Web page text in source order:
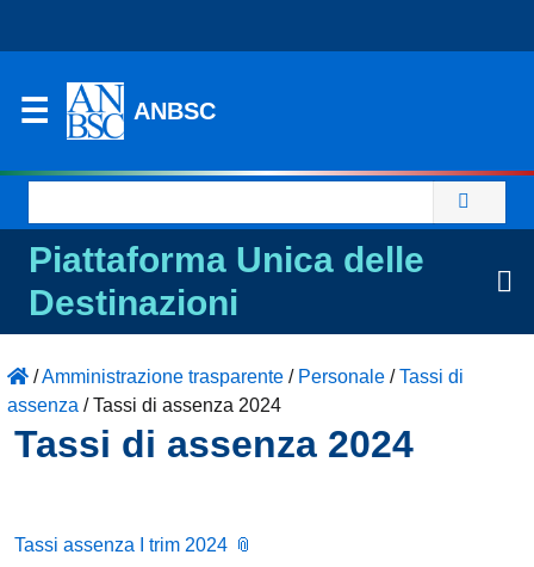
ANBSC
per:
Piattaforma Unica delle
Destinazioni
/Amministrazione trasparente / Personale /Tassi di
assenza /Tassi di assenza 2024
Tassi di assenza 2024
Tassi assenza I trim 2024